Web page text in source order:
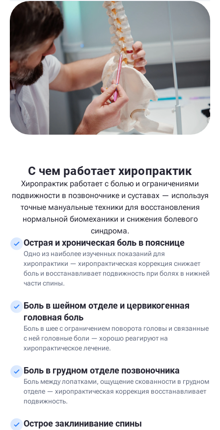
С чем работает хиропрактик
Хиропрактик работает с болью и ограничениями
подвижности в позвоночнике и суставах — используя
точные мануальные техники для восстановления
нормальной биомеханики и снижения болевого
синдрома.
Острая и хроническая боль в пояснице
Одно из наиболее изученных показаний для
хиропрактики — хиропрактическая коррекция снижает
боль и восстанавливает подвижность при болях в нижней
части спины.
Боль в шейном отделе и цервикогенная
головная боль
Боль в шее с ограничением поворота головы и связанные
с ней головные боли — хорошо реагируют на
хиропрактическое лечение.
Боль в грудном отделе позвоночника
Боль между лопатками, ощущение скованности в грудном
отделе — хиропрактическая коррекция восстанавливает
подвижность.
Острое заклинивание спины